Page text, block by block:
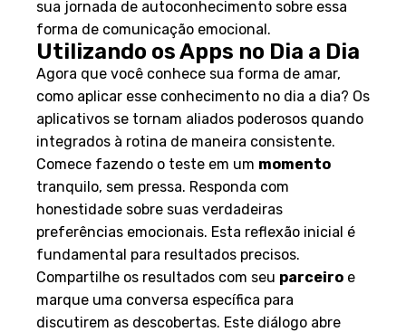
sua jornada de autoconhecimento sobre essa
forma de comunicação emocional.
Utilizando os Apps no Dia a Dia
Agora que você conhece sua forma de amar,
como aplicar esse conhecimento no dia a dia? Os
aplicativos se tornam aliados poderosos quando
integrados à rotina de maneira consistente.
Comece fazendo o teste em um momento
tranquilo, sem pressa. Responda com
honestidade sobre suas verdadeiras
preferências emocionais. Esta reflexão inicial é
fundamental para resultados precisos.
Compartilhe os resultados com seu parceiro e
marque uma conversa específica para